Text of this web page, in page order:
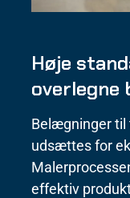
Høje
overlegne
Belægninger til
udsættes for
effektiv